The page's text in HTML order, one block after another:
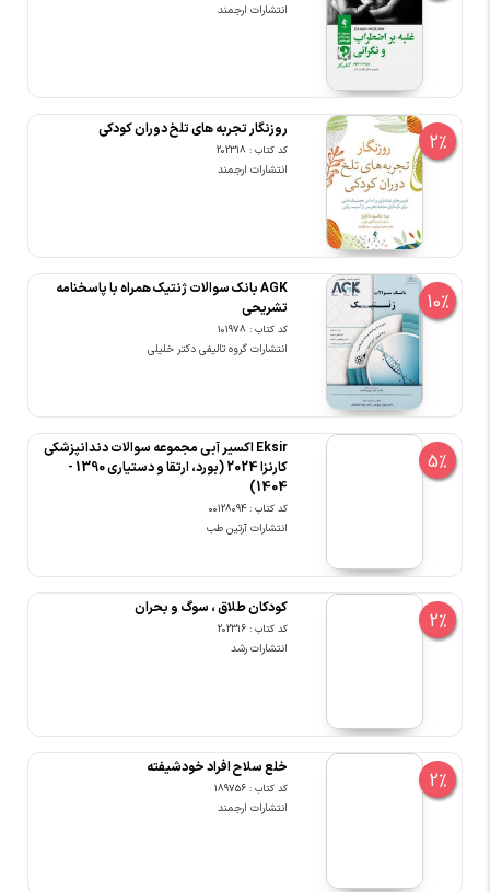
انتشارات ارجمند
2%
روزنگار تجربه های تلخ دوران کودکی
کد کتاب : 202318
انتشارات ارجمند
10%
AGK بانک سوالات ژنتیک همراه با پاسخنامه
تشریحی
کد کتاب : 101978
انتشارات گروه تالیفی دکتر خلیلی
5%
Eksir اکسیر آبی مجموعه سوالات دندانپزشکی
کارنزا 2024 (بورد، ارتقا و دستیاری 1390 -
1404)
کد کتاب : 00128094
انتشارات آرتین طب
2%
کودکان طلاق ، سوگ و بحران
کد کتاب : 202316
انتشارات رشد
2%
خلع سلاح افراد خودشیفته
کد کتاب : 189756
انتشارات ارجمند